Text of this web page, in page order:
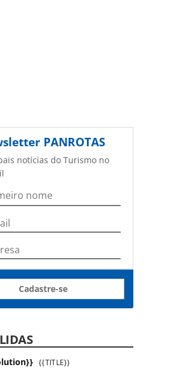
PANROTAS
notícias do Turismo no
Cadastre-se
{{TITLE}}